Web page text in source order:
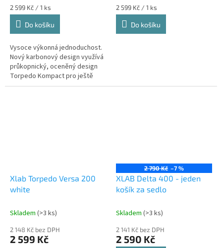
Měrná
cena:
2 599 Kč / 1 ks
Do košíku
Vysoce výkonná jednoduchost.
Nový karbonový design využívá
průkopnický, oceněný design
Torpedo Kompact pro ještě
nižší hmotnost, elegantnější a
Měrná
cena:
2 599 Kč / 1 ks
Do košíku
Xlab Torpedo Versa 200
white
Skladem (>3 ks)
2 148 Kč bez DPH
2 599 Kč
2 790 Kč –7 %
XLAB Delta 400 - jeden
košík za sedlo
Skladem (>3 ks)
2 141 Kč bez DPH
2 590 Kč